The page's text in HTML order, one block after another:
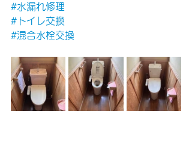
#水漏れ修理
#トイレ交換
#混合水栓交換